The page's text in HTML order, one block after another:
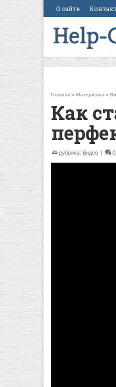
О сайте
Главная » Материалы »
Как
рубрика: Видео | 0